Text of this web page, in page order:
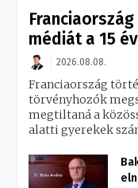
médiát a 15
2026.08.08.
Franciaország
törvényhozók
megtiltaná a
alatti gyerekek